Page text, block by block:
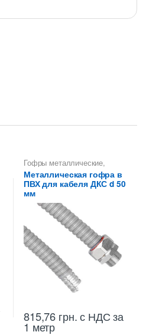
Гофры металлические,
Металлорукава 50 мм,
Металлорукава для защиты
кабеля,Металлорукава
оцинкованные
Металлическая гофра в
ПВХ для кабеля ДКС d 50
мм
815,76 грн.с НДС за
1 метр